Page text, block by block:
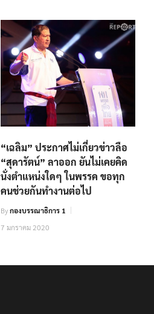
“เฉลิม” ประกาศไม่เกี่ยวข่าวลือ
“สุดารัตน์” ลาออก ยันไม่เคยคิด
นั่งตำแหน่งใดๆ ในพรรค ขอทุก
คนช่วยกันทำงานต่อไป
Byกองบรรณาธิการ 1
7 มกราคม 2020